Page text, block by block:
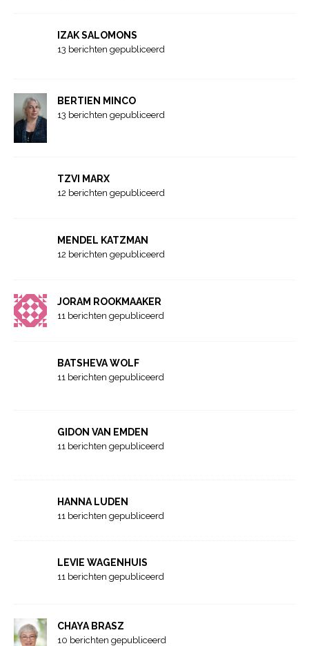
IZAK SALOMONS
13 berichten gepubliceerd
BERTIEN MINCO
13 berichten gepubliceerd
TZVI MARX
12 berichten gepubliceerd
MENDEL KATZMAN
12 berichten gepubliceerd
JORAM ROOKMAAKER
11 berichten gepubliceerd
BATSHEVA WOLF
11 berichten gepubliceerd
GIDON VAN EMDEN
11 berichten gepubliceerd
HANNA LUDEN
11 berichten gepubliceerd
LEVIE WAGENHUIS
11 berichten gepubliceerd
CHAYA BRASZ
10 berichten gepubliceerd